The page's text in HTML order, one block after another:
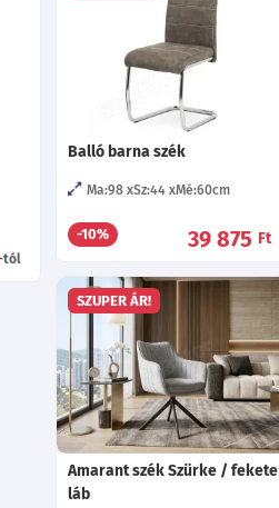
tól
Balló barna szék
Ma:98 Sz:44 Mé:60cm
-10% 39 875 Ft
SZUPER ÁR!
Amarant szék Szürke / fekete
láb